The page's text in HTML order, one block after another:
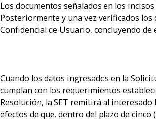
Los documentos señalados en los
Posteriormente y una vez verificados los
Confidencial de Usuario, concluyendo
Cuando los datos ingresados en la
cumplan con los requerimientos
Resolución, la SET remitirá al
efectos de que, dentro del plazo de